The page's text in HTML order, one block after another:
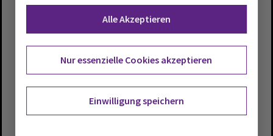
Kirchenführung durch die
Dreifaltigkeitskirche
Führung durch die Dreifaltigkeitskirche mit Hilke
Hoff. Interessierte erhalten Einblicke in Geschichte,
Architektur und Besonderheiten.
Oldenburg:Dreifaltigkeitskirche
Samstag, 8.8.2026, 17 Uhr
Alle Akzeptieren
Nur essenzielle Cookies akzeptieren
Einwilligung speichern